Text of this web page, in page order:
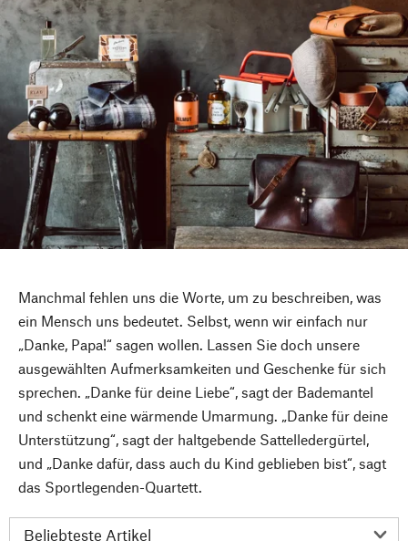
Manchmal fehlen uns die Worte, um zu beschreiben, was
ein Mensch uns bedeutet. Selbst, wenn wir einfach nur
„Danke, Papa!“ sagen wollen. Lassen Sie doch unsere
ausgewählten Aufmerksamkeiten und Geschenke für sich
sprechen. „Danke für deine Liebe“, sagt der Bademantel
und schenkt eine wärmende Umarmung. „Danke für deine
Unterstützung“, sagt der haltgebende Sattelledergürtel,
und „Danke dafür, dass auch du Kind geblieben bist“, sagt
das Sportlegenden-Quartett.